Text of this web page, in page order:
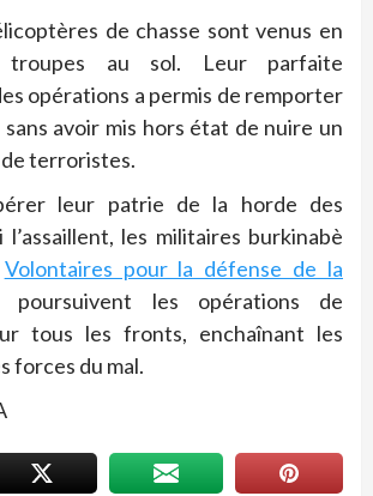
de chasse sont venus en
au sol. Leur parfaite
opérations a permis de remporter
avoir mis hors état de nuire un
terroristes.
leur patrie de la horde des
les militaires burkinabè
Volontaires pour la défense de la
poursuivent les opérations de
tous les fronts, enchaînant les
forces du mal.